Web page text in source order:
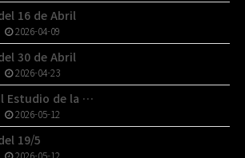
16 de Abril
2026-04-09
30 de Abril
2026-04-23
Estudio de la …
2026-05-12
19/5